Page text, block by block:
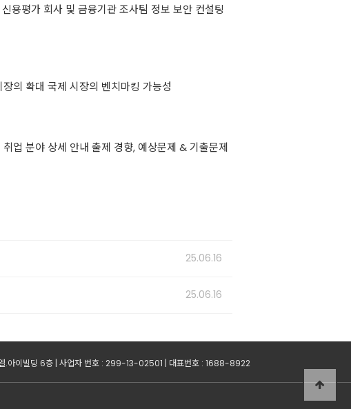
용평가 회사 및 금융기관 조사팀 정보 보안 컨설팅
의 확대 국제 시장의 벤치마킹 가능성
업 분야 상세 안내 출제 경향, 예상문제 & 기출문제
25.06.16
25.06.16
.엘.아이빌딩 6층 | 사업자 번호 : 299-13-02501 | 대표번호 : 1688-8922